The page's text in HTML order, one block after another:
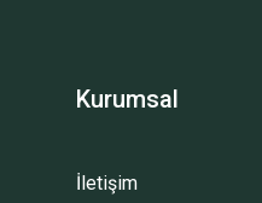
Kurumsal
İletişim